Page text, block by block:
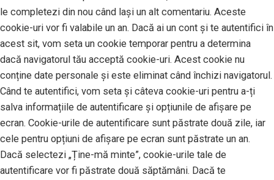
le completezi din nou când lași un alt comentariu. Aceste
cookie-uri vor fi valabile un an. Dacă ai un cont și te autentifici în
acest sit, vom seta un cookie temporar pentru a determina
dacă navigatorul tău acceptă cookie-uri. Acest cookie nu
conține date personale și este eliminat când închizi navigatorul.
Când te autentifici, vom seta și câteva cookie-uri pentru a-ți
salva informațiile de autentificare și opțiunile de afișare pe
ecran. Cookie-urile de autentificare sunt păstrate două zile, iar
cele pentru opțiuni de afișare pe ecran sunt păstrate un an.
Dacă selectezi „Ține-mă minte”, cookie-urile tale de
autentificare vor fi păstrate două săptămâni. Dacă te